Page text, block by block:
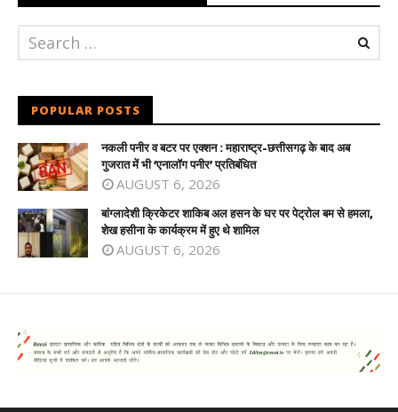
POPULAR POSTS
नकली पनीर व बटर पर एक्शन : महाराष्ट्र-छत्तीसगढ़ के बाद अब
गुजरात में भी ‘एनालॉग पनीर’ प्रतिबंधित
AUGUST 6, 2026
बांग्लादेशी क्रिकेटर शाकिब अल हसन के घर पर पेट्रोल बम से हमला,
शेख हसीना के कार्यक्रम में हुए थे शामिल
AUGUST 6, 2026